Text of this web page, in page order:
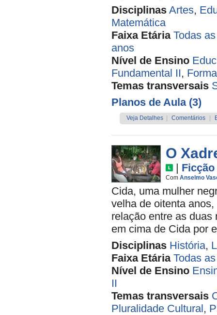
Disciplinas Artes,
Matemática
Faixa Etária Todas
anos
Nível de Ensino
Fundamental II,
Temas transversais
Planos de Aula (3)
Veja Detalhes Comentários
O
| Ficção
Com Anselmo
Cida, uma mulher
velha de oitenta
relação entre as duas
em cima de Cida por
Disciplinas História,
Faixa Etária Todas
Nível de Ensino
II
Temas transversais
Pluralidade Cultural,